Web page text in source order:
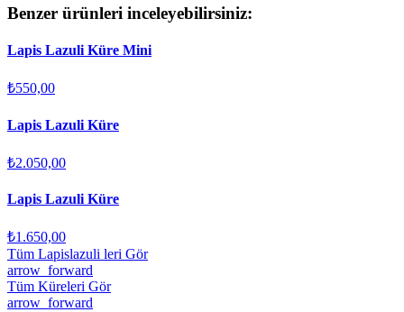
Benzer ürünleri inceleyebilirsiniz:
Lapis Lazuli Küre Mini
₺550,00
Lapis Lazuli Küre
₺2.050,00
Lapis Lazuli Küre
₺1.650,00
Tüm Lapislazuli leri Gör
arrow_forward
Tüm Küreleri Gör
arrow_forward